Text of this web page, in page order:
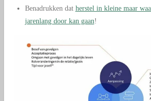
Benadrukken dat herstel in kleine maar
jarenlang door kan gaan!